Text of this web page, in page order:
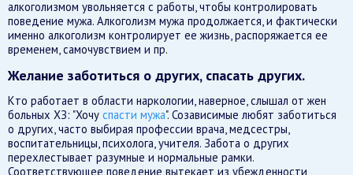
алкоголизмом увольняется с работы, чтобы контролировать
поведение мужа. Алкоголизм мужа продолжается, и фактически
именно алкоголизм контролирует ее жизнь, распоряжается ее
временем, самочувствием и пр.
Желание заботиться о других, спасать других.
Кто работает в области наркологии, наверное, слышал от жен
больных ХЗ: "Хочу спасти мужа". Созависимые любят заботиться
о других, часто выбирая профессии врача, медсестры,
воспитательницы, психолога, учителя. Забота о других
перехлестывает разумные и нормальные рамки.
Соответствующее поведение вытекает из убежденности